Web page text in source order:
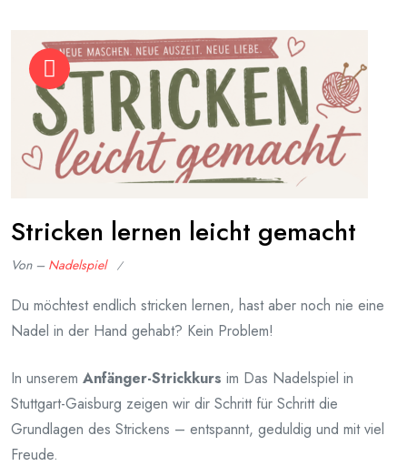
Stricken lernen leicht gemacht
Von – Nadelspiel
am
Mai
2026
Du möchtest endlich stricken lernen, hast aber noch nie eine
Nadel in der Hand gehabt? Kein Problem!
In unserem Anfänger-Strickkurs im Das Nadelspiel in
Stuttgart-Gaisburg zeigen wir dir Schritt für Schritt die
Grundlagen des Strickens – entspannt, geduldig und mit viel
Freude.